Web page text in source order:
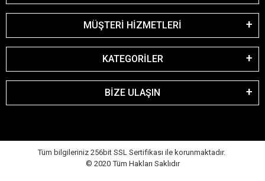
MÜŞTERİ HİZMETLERİ
KATEGORİLER
BİZE ULAŞIN
Tüm bilgileriniz 256bit SSL Sertifikası ile korunmaktadır.
© 2020 Tüm Hakları Saklıdır